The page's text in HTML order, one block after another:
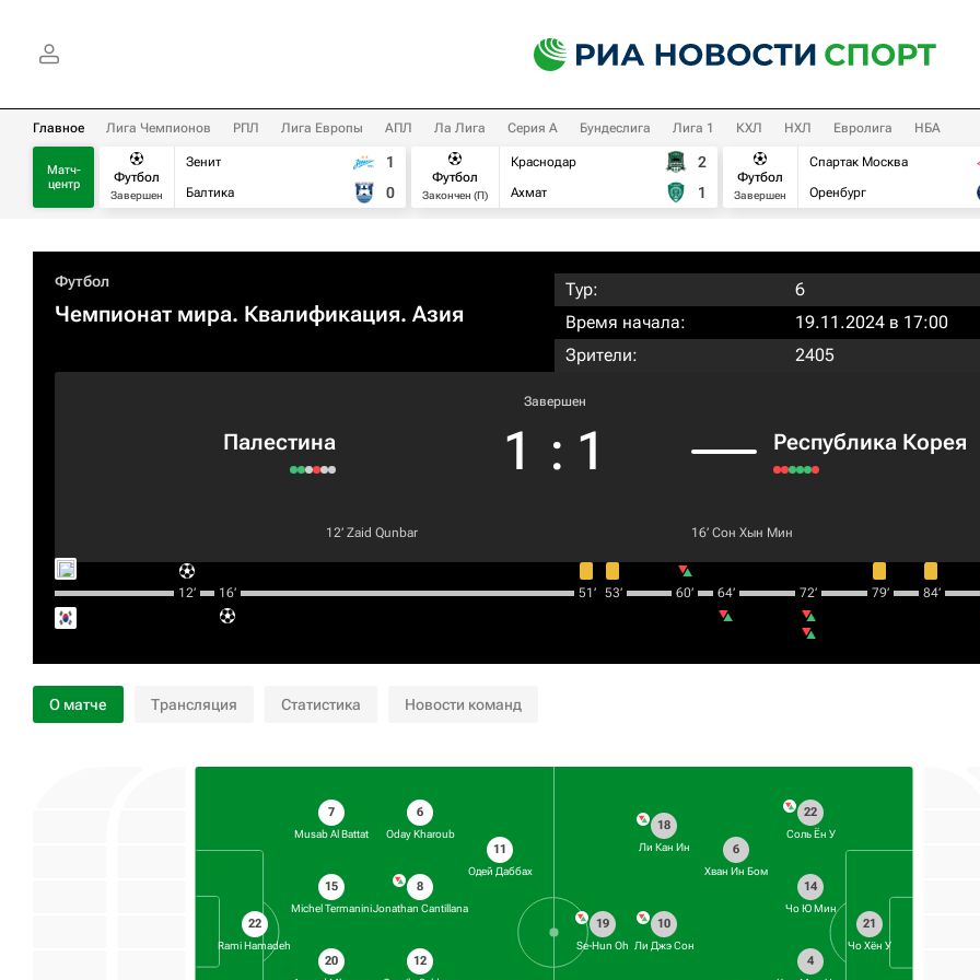
Главное Лига Чемпионов РПЛ Лига Европы АПЛ Ла Лига Серия А Бундеслига Лига 1 КХЛ НХЛ Евролига НБА
Матч-
центр
Футбол
Завершен
Зенит
Балтика
1
0
Футбол
Закончен (П)
Краснодар
Ахмат
2
1
Футбол
Завершен
Спартак Москва
Оренбург
Футбол
Чемпионат мира. Квалификация. Азия
Тур:
6
Время начала:
19.11.2024 в 17:00
Зрители:
2405
Палестина
Завершен
1 : 1 Республика Корея
12‎’‎ Zaid Qunbar 16‎’‎ Сон Хын Мин
12‎’‎ 16‎’‎ 51‎’‎ 53‎’‎ 60‎’‎ 64‎’‎ 72‎’‎ 79‎’‎ 84‎’‎
О матче Трансляция Статистика Новости команд
22
Rami Hamadeh
7
Musab Al Battat
15
Michel Termanini
20
6
Oday Kharoub
8
Jonathan Cantillana
12
11
Одей Даббах
21
Чо Хён У
22
Соль Ён У
14
Чо Ю Мин
4
6
Хван Ин Бом
18
Ли Кан Ин
10
Ли Джэ Сон
19
Se-Hun Oh